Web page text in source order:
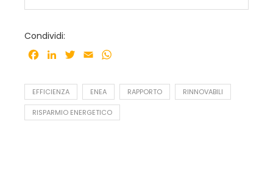
Condividi:
Facebook
LinkedInTwitter
Email
EFFICIENZA ENEA RAPPORTO RINNOVABILI
RISPARMIO ENERGETICO